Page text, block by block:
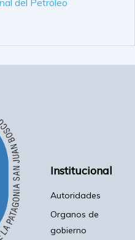
del Petróleo
Institucional
Autoridades
Organos de
gobierno